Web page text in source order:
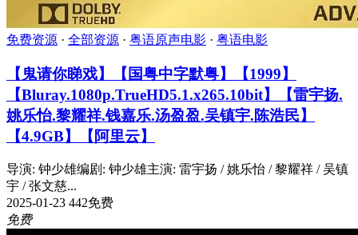
免费资源 · 全部资源 · 粤语原声电影 · 粤语电影
【鬼请你睇戏】【国粤中字默粤】【1999】
【Bluray.1080p.TrueHD5.1.x265.10bit】【雷宇扬.
姚乐怡.黎耀祥.钱嘉乐.汤盈盈.吴镇宇.陈浩民】
【4.9GB】【阿里云】
导演: 钟少雄编剧: 钟少雄主演: 雷宇扬 / 姚乐怡 / 黎耀祥 / 吴镇
宇 / 张文慈...
2025-01-23 442免费
免费